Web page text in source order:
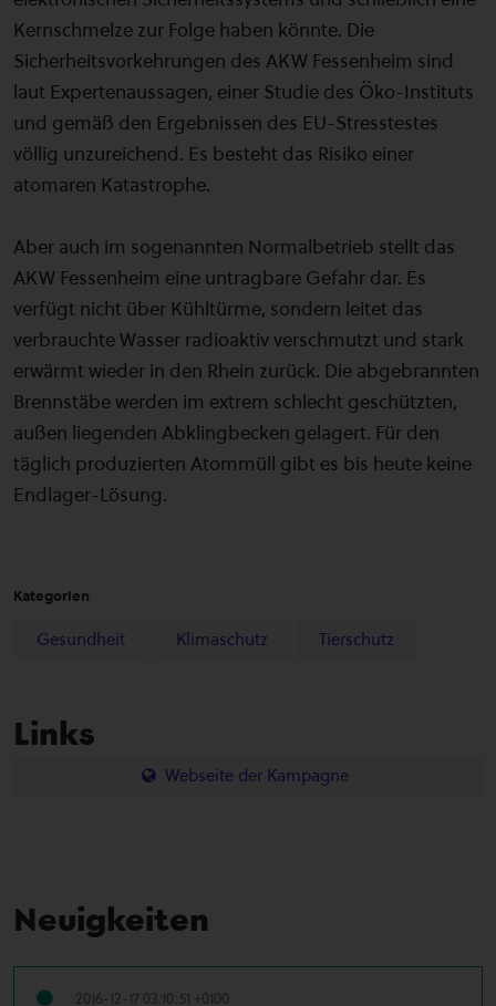
Kernschmelze zur Folge haben könnte. Die
Sicherheitsvorkehrungen des AKW Fessenheim sind
laut Expertenaussagen, einer Studie des Öko-Instituts
und gemäß den Ergebnissen des EU-Stresstestes
völlig unzureichend. Es besteht das Risiko einer
atomaren Katastrophe.
Aber auch im sogenannten Normalbetrieb stellt das
AKW Fessenheim eine untragbare Gefahr dar. Es
verfügt nicht über Kühltürme, sondern leitet das
verbrauchte Wasser radioaktiv verschmutzt und stark
erwärmt wieder in den Rhein zurück. Die abgebrannten
Brennstäbe werden im extrem schlecht geschützten,
außen liegenden Abklingbecken gelagert. Für den
täglich produzierten Atommüll gibt es bis heute keine
Endlager-Lösung.
Kategorien
Gesundheit Klimaschutz Tierschutz
Links
Webseite der Kampagne
Neuigkeiten
2016-12-17 03:10:51 +0100